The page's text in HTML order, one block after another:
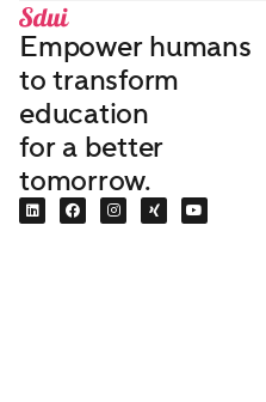
Empower humans
to transform
education
for a better
tomorrow.